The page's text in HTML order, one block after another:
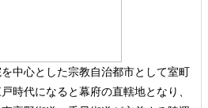
中心とした宗教自治都市として室町
時代になると幕府の直轄地となり、